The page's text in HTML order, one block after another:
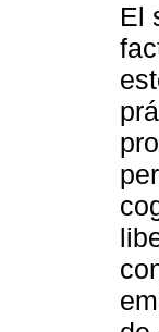
El